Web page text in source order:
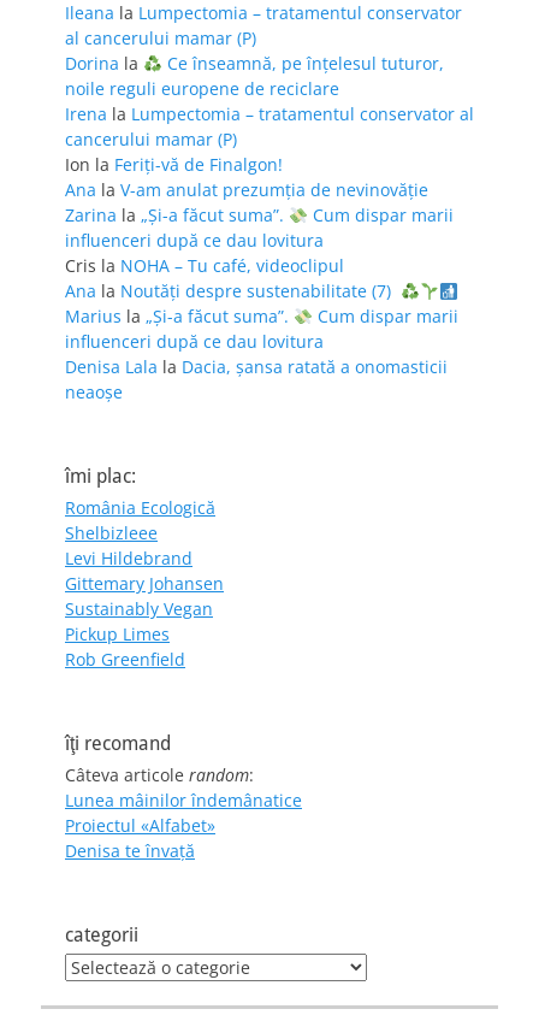
Ileana la Lumpectomia – tratamentul conservator
al cancerului mamar (P)
Dorina la
Ce înseamnă, pe înțelesul tuturor,
noile reguli europene de reciclare
Irena la Lumpectomia – tratamentul conservator al
cancerului mamar (P)
Ion la Feriţi-vă de Finalgon!
Ana la V-am anulat prezumția de nevinovăție
Zarina la „Și-a făcut suma”.
Cum dispar marii
influenceri după ce dau lovitura
Cris la NOHA – Tu café, videoclipul
Ana la Noutăți despre sustenabilitate (7)
Marius la „Și-a făcut suma”.
Cum dispar marii
influenceri după ce dau lovitura
Denisa Lala la Dacia, șansa ratată a onomasticii
neaoșe
îmi plac:
România Ecologică
Shelbizleee
Levi Hildebrand
Gittemary Johansen
Sustainably Vegan
Pickup Limes
Rob Greenfield
îţi recomand
Câteva articole random:
Lunea mâinilor îndemânatice
Proiectul «Alfabet»
Denisa te învaţă
categorii
categorii